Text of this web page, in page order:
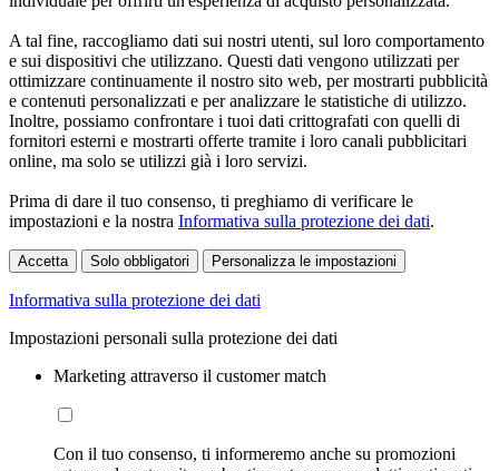
A tal fine, raccogliamo dati sui nostri utenti, sul loro comportamento
e sui dispositivi che utilizzano. Questi dati vengono utilizzati per
ottimizzare continuamente il nostro sito web, per mostrarti pubblicità
e contenuti personalizzati e per analizzare le statistiche di utilizzo.
Inoltre, possiamo confrontare i tuoi dati crittografati con quelli di
fornitori esterni e mostrarti offerte tramite i loro canali pubblicitari
online, ma solo se utilizzi già i loro servizi.
Prima di dare il tuo consenso, ti preghiamo di verificare le
impostazioni e la nostra Informativa sulla protezione dei dati.
Accetta Solo obbligatori Personalizza le impostazioni
Informativa sulla protezione dei dati
Impostazioni personali sulla protezione dei dati
Marketing attraverso il customer match
Con il tuo consenso, ti informeremo anche su promozioni